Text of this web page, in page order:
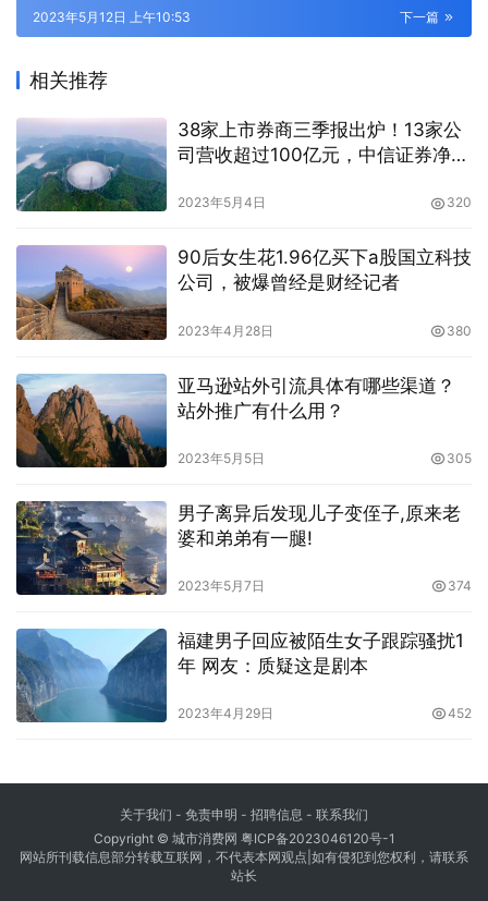
下一篇
2023年5月12日 上午10:53
相关推荐
38家上市券商三季报出炉！13家公
司营收超过100亿元，中信证券净利
2023年5月4日 320
90后女生花1.96亿买下a股国立科技
公司，被爆曾经是财经记者
2023年4月28日 380
亚马逊站外引流具体有哪些渠道？
站外推广有什么用？
2023年5月5日 305
男子离异后发现儿子变侄子,原来老
婆和弟弟有一腿!
2023年5月7日 374
福建男子回应被陌生女子跟踪骚扰1
年 网友：质疑这是剧本
2023年4月29日 452
关于我们 - 免责申明 - 招聘信息 - 联系我们
Copyright © 城市消费网 粤ICP备2023046120号-1
网站所刊载信息部分转载互联网，不代表本网观点|如有侵犯到您权利，请联系
站长